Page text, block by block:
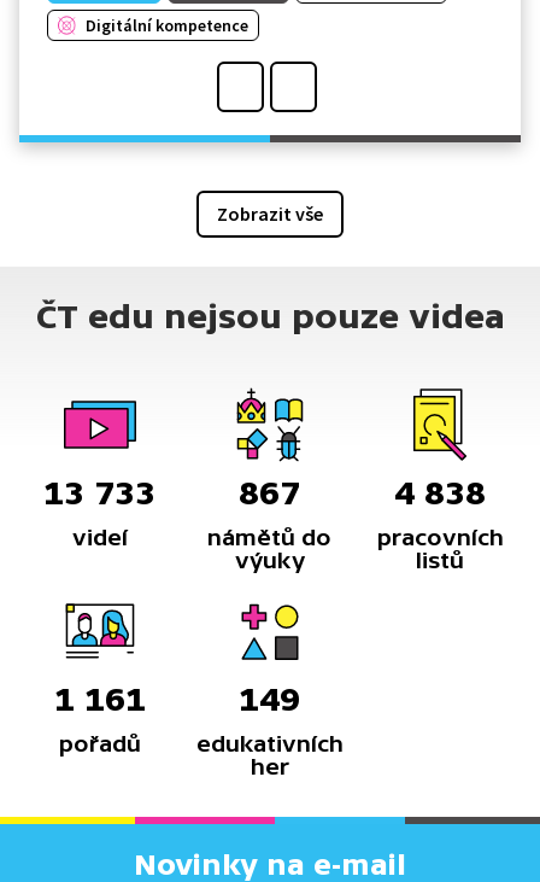
Digitální kompetence
Zobrazit vše
ČT edu nejsou pouze videa
13 733
videí
867
námětů do
výuky
4 838
pracovních
listů
1 161
pořadů
149
edukativních
her
Novinky na e-mail